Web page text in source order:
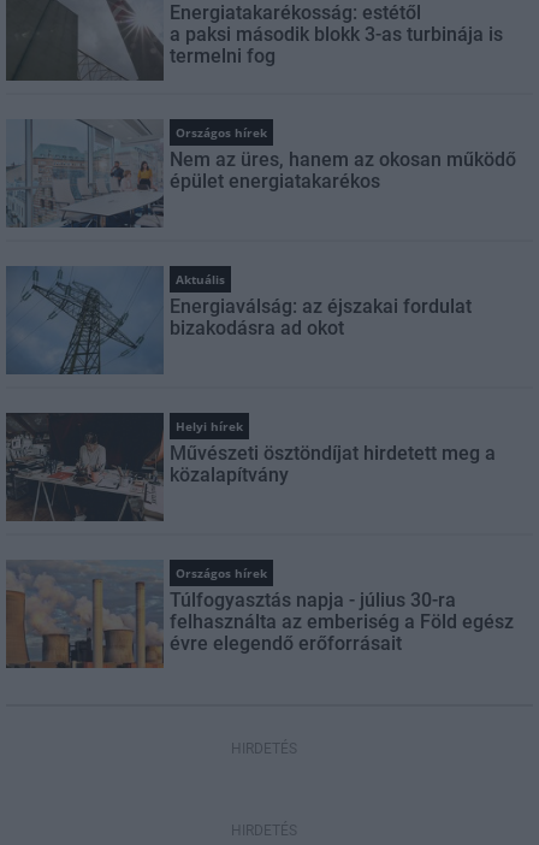
Energiatakarékosság: estétől
a paksi második blokk 3-as turbinája is
termelni fog
Országos hírek
Nem az üres, hanem az okosan működő
épület energiatakarékos
Aktuális
Energiaválság: az éjszakai fordulat
bizakodásra ad okot
Helyi hírek
Művészeti ösztöndíjat hirdetett meg a
közalapítvány
Országos hírek
Túlfogyasztás napja - július 30-ra
felhasználta az emberiség a Föld egész
évre elegendő erőforrásait
HIRDETÉS
HIRDETÉS